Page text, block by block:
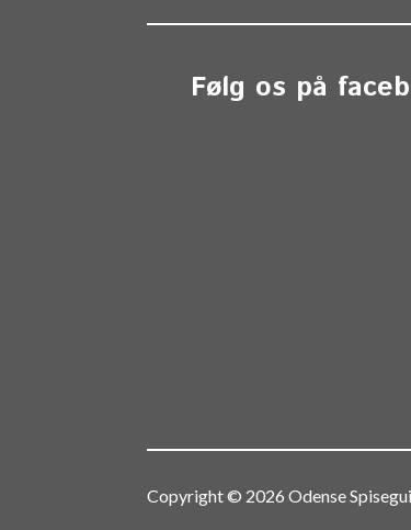
Følg os på
Copyright © 2026 Odense